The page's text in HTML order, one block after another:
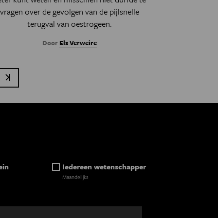
vragen over de gevolgen van de pijlsnelle
terugval van oestrogeen.
Door Els Verweire
pagina
Laatste pagina
Iedereen wetenschapper
Maandelijks